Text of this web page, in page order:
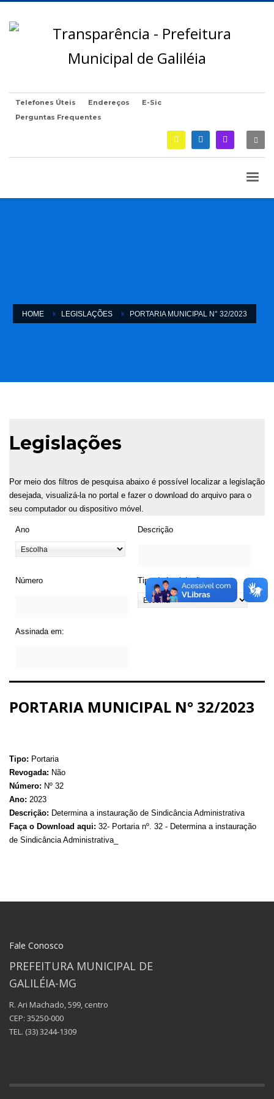
Telefones Úteis Endereços
E-Sic
Perguntas Frequentes
HOME LEGISLAÇÕES PORTARIA MUNICIPAL N° 32/2023
Legislações
Por meio dos filtros de pesquisa abaixo é possível localizar a legislação
desejada, visualizá-la no portal e fazer o download do arquivo para o
seu computador ou dispositivo móvel.
Ano Descrição
Número Tipo de Legislação
Assinada em:
PORTARIA MUNICIPAL N° 32/2023
Tipo: Portaria
Revogada: Não
Número: Nº 32
Ano: 2023
Descrição: Determina a instauração de Sindicância Administrativa
Faça o Download aqui: 32- Portaria nº. 32 - Determina a instauração
de Sindicância Administrativa_
Fale Conosco
PREFEITURA MUNICIPAL DE
GALILÉIA-MG
R. Ari Machado, 599, centro
CEP: 35250-000
TEL. (33) 3244-1309